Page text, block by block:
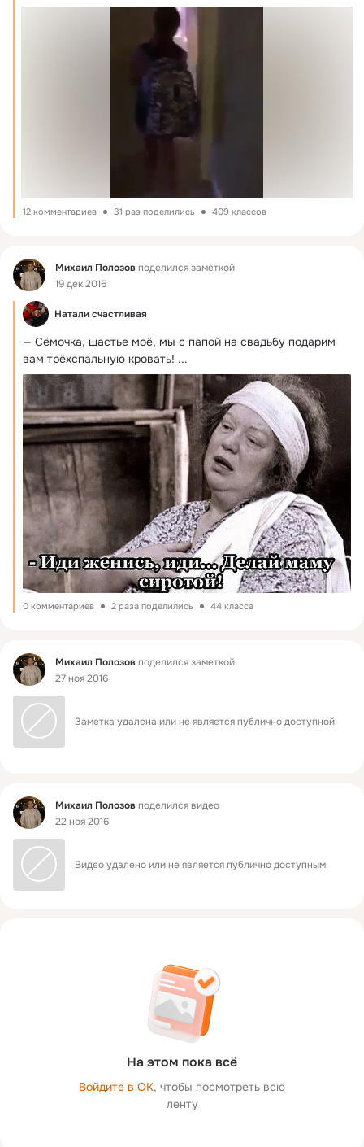
12 комментариев 31 раз поделились 409 классов
Фид Михаил Полозов поделился заметкой
19 дек 2016
Натали счастливая
— Сёмочка, щастье моё, мы с папой на свадьбу подарим
вам трёхспальную кровать! ...
0 комментариев 2 раза поделились 44 класса
Фид Михаил Полозов поделился заметкой
27 ноя 2016
Заметка удалена или не является публично доступной
Фид Михаил Полозов поделился видео
22 ноя 2016
Видео удалено или не является публично доступным
На этом пока всё
Войдите в ОК, чтобы посмотреть всю
ленту